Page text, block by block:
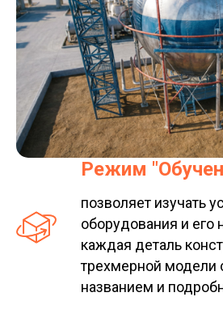
Режим
позволяет изучать
оборудования и его
каждая деталь
трехмерной модели
названием и